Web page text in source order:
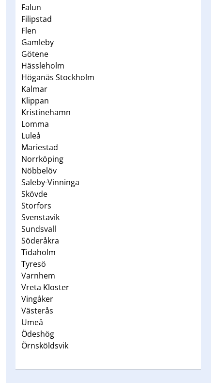
Falun
Filipstad
Flen
Gamleby
Götene
Hässleholm
Höganäs Stockholm
Kalmar
Klippan
Kristinehamn
Lomma
Luleå
Mariestad
Norrköping
Nöbbelöv
Saleby-Vinninga
Skövde
Storfors
Svenstavik
Sundsvall
Söderåkra
Tidaholm
Tyresö
Varnhem
Vreta Kloster
Vingåker
Västerås
Umeå
Ödeshög
Örnsköldsvik